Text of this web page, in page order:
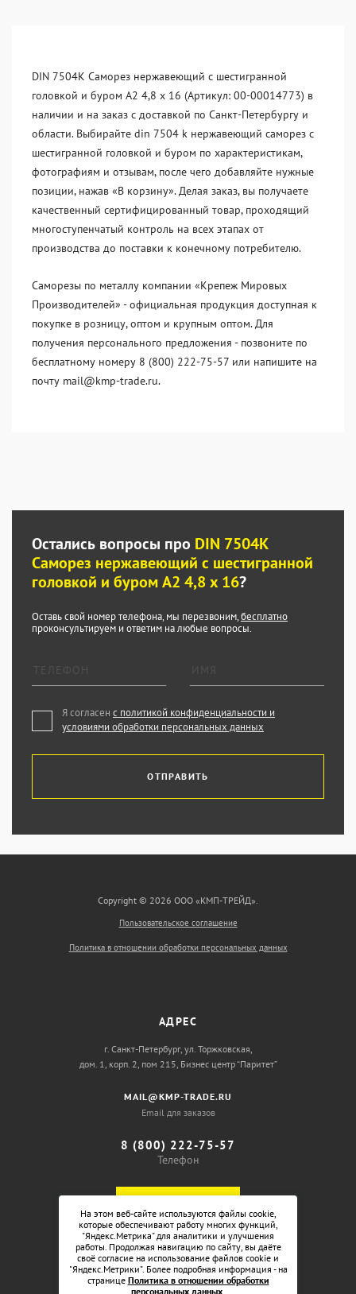
DIN 7504K Саморез нержавеющий с шестигранной
головкой и буром A2 4,8 x 16 (Артикул: 00-00014773) в
наличии и на заказ с доставкой по Санкт-Петербургу и
области. Выбирайте din 7504 k нержавеющий саморез с
шестигранной головкой и буром по характеристикам,
фотографиям и отзывам, после чего добавляйте нужные
позиции, нажав «В корзину». Делая заказ, вы получаете
качественный сертифицированный товар, проходящий
многоступенчатый контроль на всех этапах от
производства до поставки к конечному потребителю.
Саморезы по металлу компании «Крепеж Мировых
Производителей» - официальная продукция доступная к
покупке в розницу, оптом и крупным оптом. Для
получения персонального предложения - позвоните по
бесплатному номеру 8 (800) 222-75-57 или напишите на
почту mail@kmp-trade.ru.
Остались вопросы про DIN 7504K
Саморез нержавеющий с шестигранной
головкой и буром A2 4,8 x 16?
Оставь свой номер телефона, мы перезвоним,бесплатно
проконсультируем и ответим на любые вопросы.
Я согласен с политикой конфиденциальности и
условиями обработки персональных данных
ОТПРАВИТЬ
Copyright © 2026 ООО «КМП-ТРЕЙД».
Пользовательское соглашение
Политика в отношении обработки персональных данных
АДРЕС
г. Санкт-Петербург, ул. Торжковская,
дом. 1, корп. 2, пом 215, Бизнес центр “Паритет”
MAIL@KMP-TRADE.RU
Email для заказов
8 (800) 222-75-57
Телефон
На этом веб-сайте используются файлы cookie,
которые обеспечивают работу многих функций,
"Яндекс.Метрика" для аналитики и улучшения
работы. Продолжая навигацию по сайту, вы даёте
своё согласие на использование файлов cookie и
"Яндекс.Метрики". Более подробная информация - на
странице Политика в отношении обработки
персональных данных